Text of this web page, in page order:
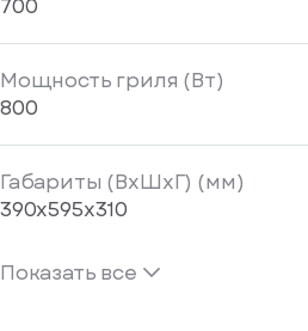
Мощность гриля (Вт)
800
Габариты (ВхШхГ) (мм)
390x595x310
Показать все